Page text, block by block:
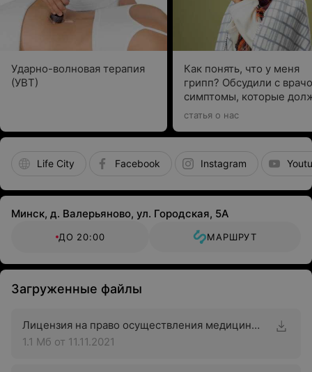
Ударно-волновая терапия
(УВТ)
Как понять, что у меня
грипп? Обсудили с
симптомы, которые
насторожить
статья о нас
Life City Facebook Instagram
Минск, д. Валерьяново, ул. Городская, 5А
ДО 20:00 МАРШРУТ
Загруженные файлы
Лицензия на право осуществления медицинской деятельности
1.1 Мб от 11.11.2021